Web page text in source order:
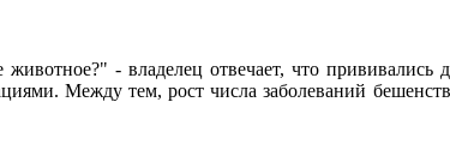
- владелец отвечает, что прививались
Между тем, рост числа заболеваний